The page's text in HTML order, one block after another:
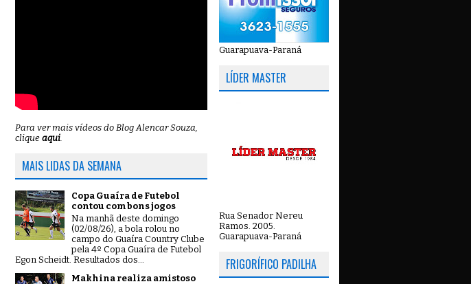
Para ver mais vídeos do Blog Alencar Souza,
clique aqui.
MAIS LIDAS DA SEMANA
Copa Guaíra de Futebol
contou com bons jogos
Na manhã deste domingo
(02/08/26), a bola rolou no
campo do Guaíra Country Clube
pela 4º Copa Guaíra de Futebol
Egon Scheidt. Resultados dos...
Makhina realiza amistoso
Guarapuava-Paraná
LÍDER MASTER
Rua Senador Nereu
Ramos. 2005.
Guarapuava-Paraná
FRIGORÍFICO PADILHA